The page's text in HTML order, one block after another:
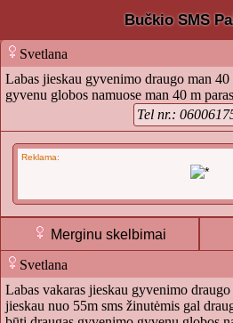
Bučkio SMS
Svetlana
Labas jieskau gyvenimo draugo man
gyvenu globos namuose man 40 m
Tel nr.:
Reklama:
Merginu skelbimai
Svetlana
Labas vakaras jieskau gyvenimo
jieskau nuo 55m sms žinutėmis gal